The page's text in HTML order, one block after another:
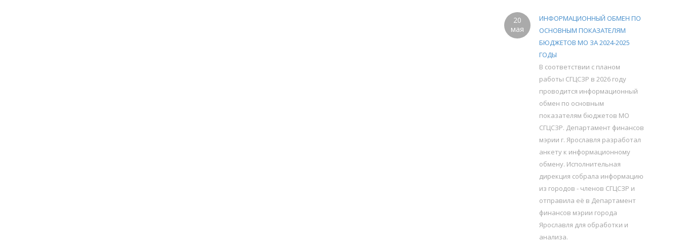
20
мая
ИНФОРМАЦИОННЫЙ ОБМЕН ПО
ОСНОВНЫМ ПОКАЗАТЕЛЯМ
БЮДЖЕТОВ МО ЗА 2024-2025
ГОДЫ
В соответствии с планом
работы СГЦСЗР в 2026 году
проводится информационный
обмен по основным
показателям бюджетов МО
СГЦСЗР. Департамент финансов
мэрии г. Ярославля разработал
анкету к информационному
обмену. Исполнительная
дирекция собрала информацию
из городов - членов СГЦСЗР и
отправила её в Департамент
финансов мэрии города
Ярославля для обработки и
анализа.